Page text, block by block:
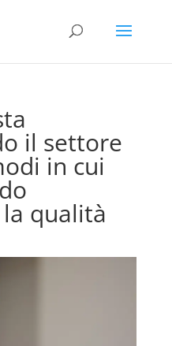
il settore
in cui
la qualità